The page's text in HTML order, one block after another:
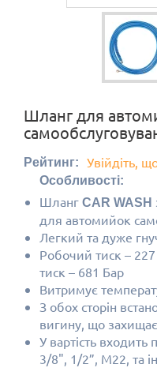
Шланг для
Рейтинг: Увійдіть,
Особливості:
Шланг CAR WASH
для автомийок
Легкий та дуже
Робочий тиск –
тиск – 681 Бар
Витримує
З обох сторін
вигину, що
У вартість входить
3/8", 1/2”, M22, та